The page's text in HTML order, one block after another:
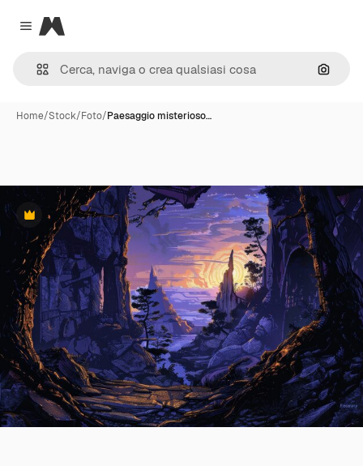
Close menu
Magnific
Cerca
Home/Stock/Foto/Paesaggio misterioso…
Premium